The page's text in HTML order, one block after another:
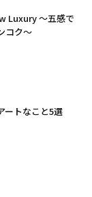
Luxury ～五感で
コク～
ートなこと5選